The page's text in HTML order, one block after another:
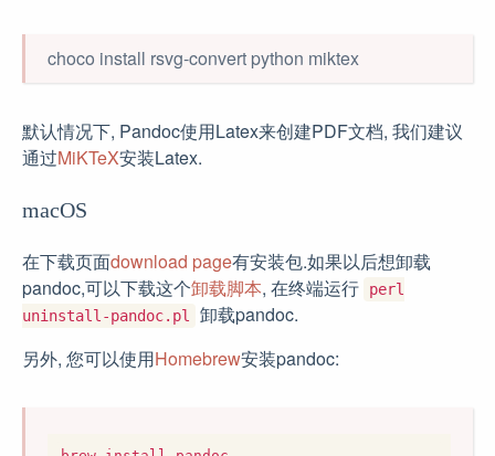
choco install rsvg-convert python miktex
默认情况下, Pandoc使用Latex来创建PDF文档, 我们建议
通过MiKTeX安装Latex.
macOS
在下载页面download page有安装包.如果以后想卸载
pandoc,可以下载这个卸载脚本, 在终端运行
perl
uninstall-pandoc.pl
卸载pandoc.
另外, 您可以使用Homebrew安装pandoc: